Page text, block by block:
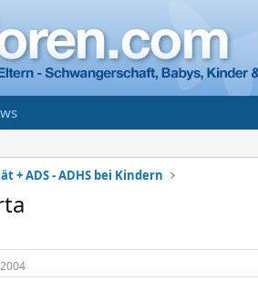
+ ADS - ADHS bei Kindern